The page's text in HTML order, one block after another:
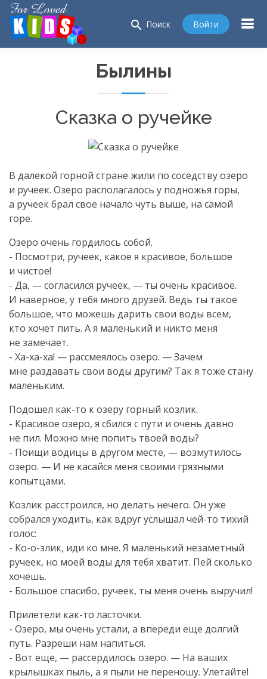
search Поиск Войти
Былины
Сказка о ручейке
В далекой горной стране жили по соседству озеро
и ручеек. Озеро располагалось у подножья горы,
а ручеек брал свое начало чуть выше, на самой
горе.
Озеро очень гордилось собой.
- Посмотри, ручеек, какое я красивое, большое
и чистое!
- Да, — согласился ручеек, — ты очень красивое.
И наверное, у тебя много друзей. Ведь ты такое
большое, что можешь дарить свои воды всем,
кто хочет пить. А я маленький и никто меня
не замечает.
- Ха-ха-ха! — рассмеялось озеро. — Зачем
мне раздавать свои воды другим? Так я тоже стану
маленьким.
Подошел как-то к озеру горный козлик.
- Красивое озеро, я сбился с пути и очень давно
не пил. Можно мне попить твоей воды?
- Поищи водицы в другом месте, — возмутилось
озеро. — И не касайся меня своими грязными
копытцами.
Козлик расстроился, но делать нечего. Он уже
собрался уходить, как вдруг услышал чей-то тихий
голос:
- Ко-о-злик, иди ко мне. Я маленький незаметный
ручеек, но моей воды для тебя хватит. Пей сколько
хочешь.
- Большое спасибо, ручеек, ты меня очень выручил!
Прилетели как-то ласточки.
- Озеро, мы очень устали, а впереди еще долгий
путь. Разреши нам напиться.
- Вот еще, — рассердилось озеро. — На ваших
крылышках пыль, а я пыли не переношу. Улетайте!